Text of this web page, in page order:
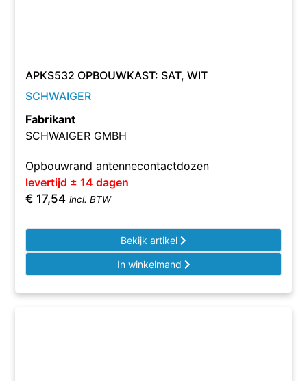
APKS532 OPBOUWKAST: SAT, WIT
SCHWAIGER
Fabrikant
SCHWAIGER GMBH
Opbouwrand antennecontactdozen
levertijd ± 14 dagen
€ 17,54 incl. BTW
Bekijk artikel
In winkelmand